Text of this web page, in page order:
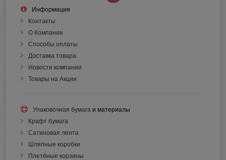
Информация
Контакты
О Компании
Способы оплаты
Доставка товара
Новости компании
Товары на Акции
Упаковочная бумага и материалы
Крафт бумага
Сатиновая лента
Шляпные коробки
Плетёные корзины